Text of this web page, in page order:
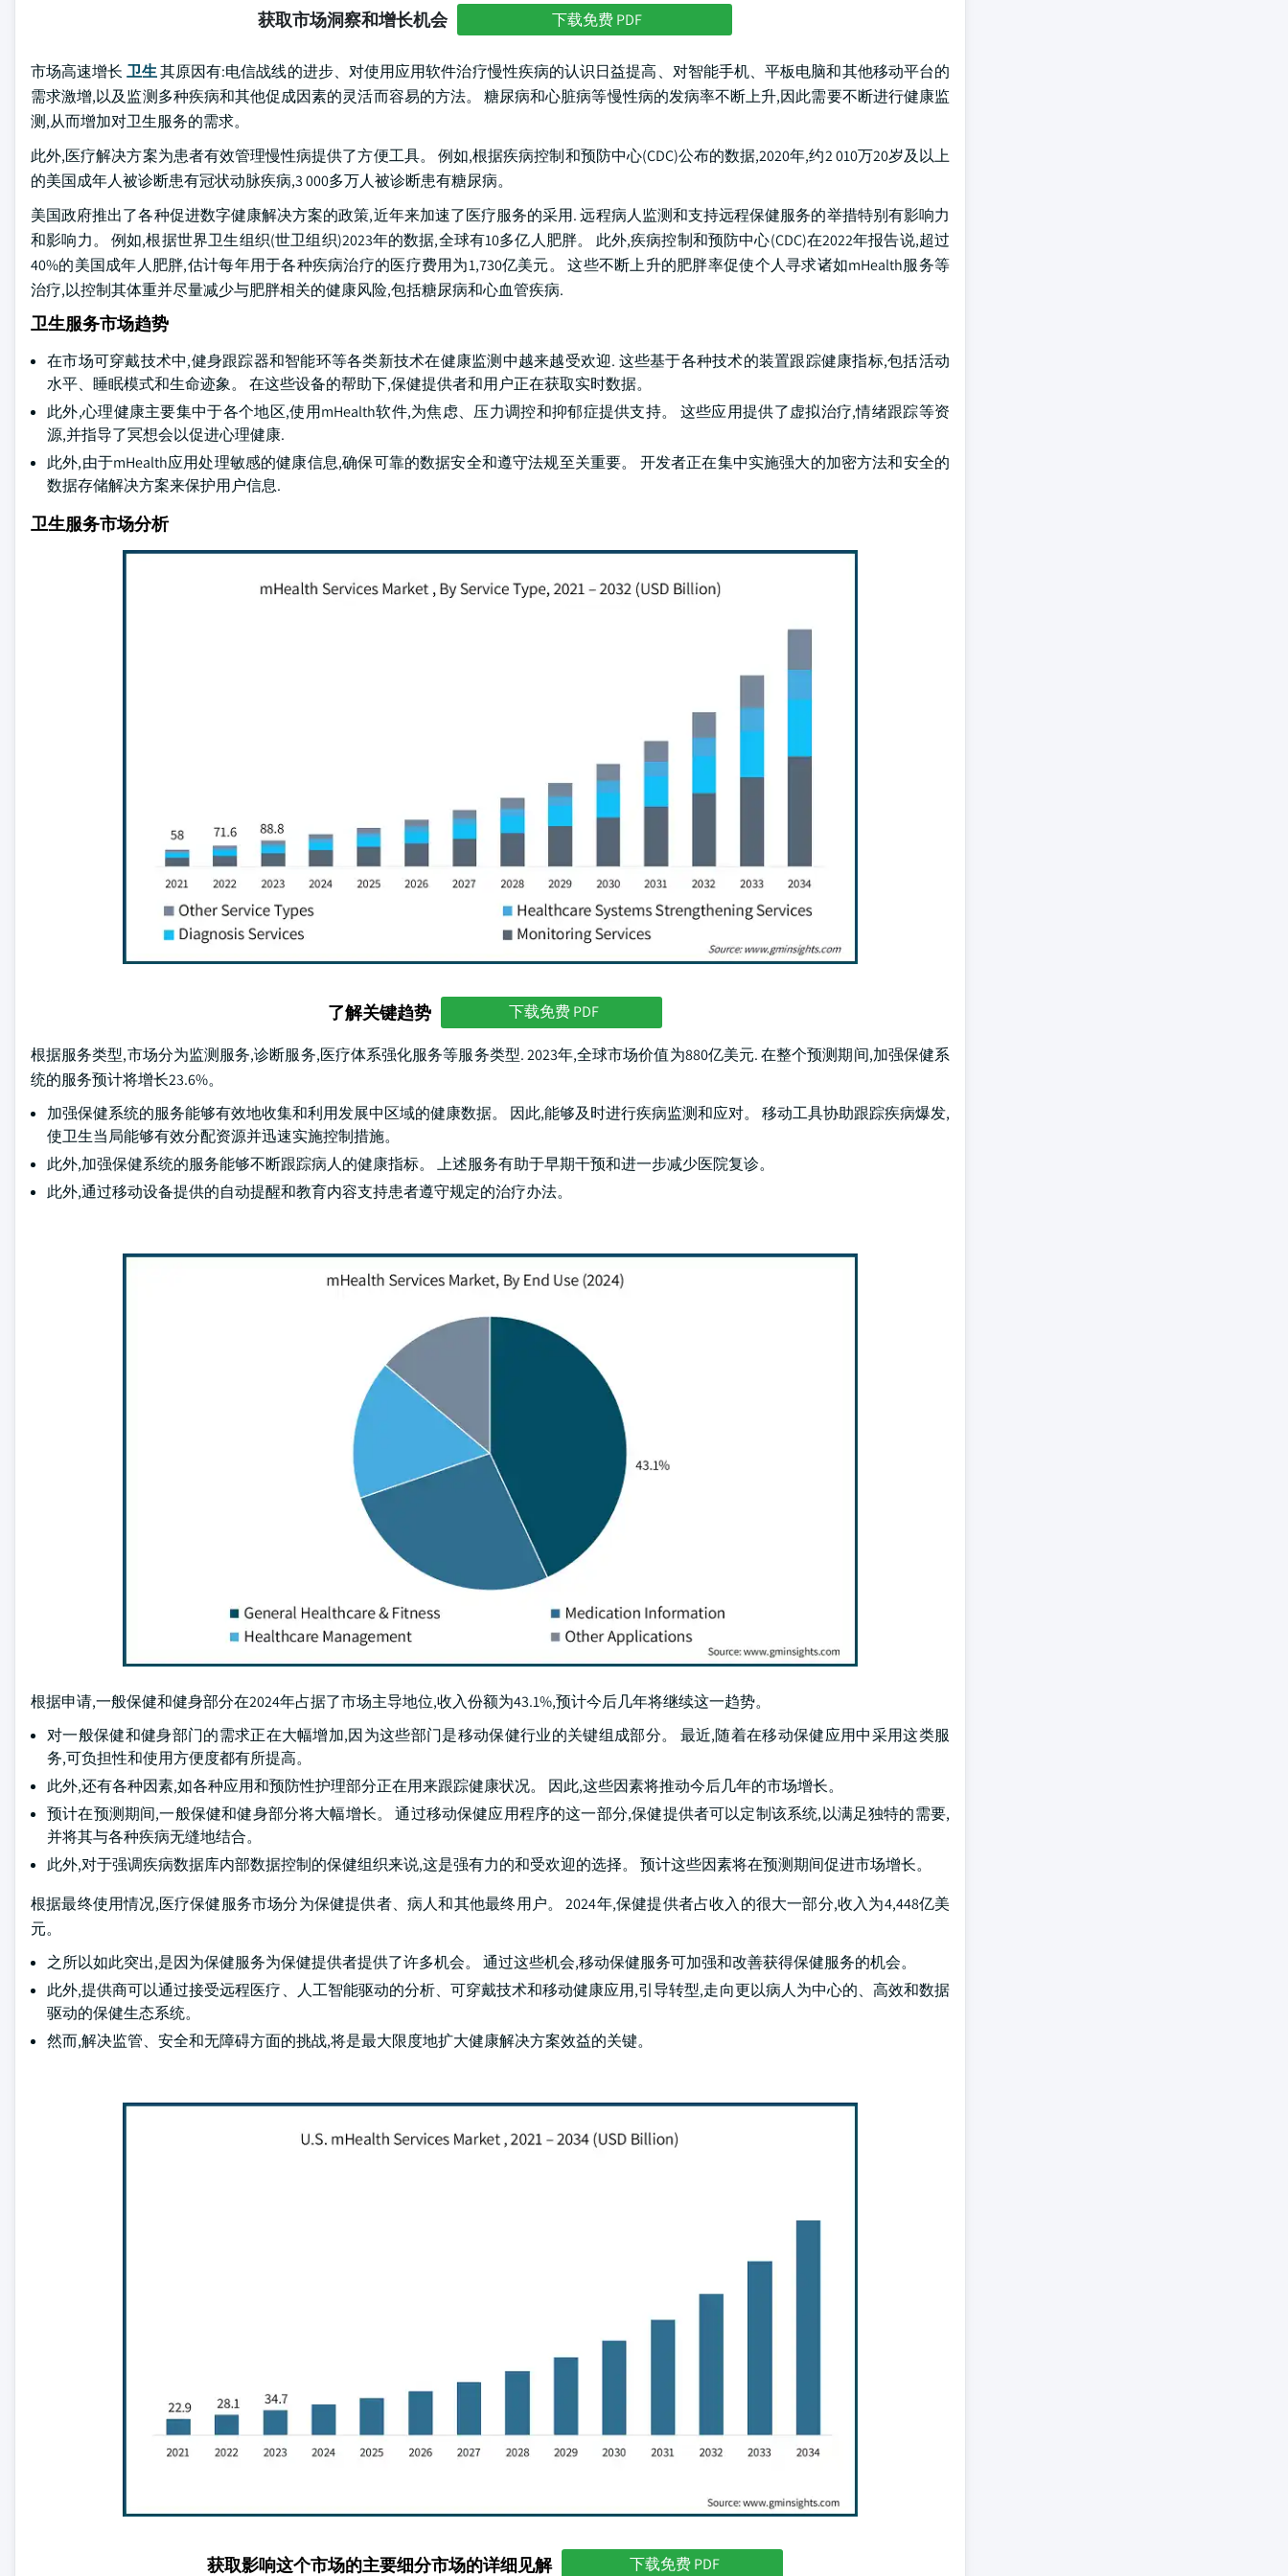
获取市场洞察和增长机会 下载免费 PDF
市场高速增长 卫生其原因有:电信战线的进步、对使用应用软件治疗慢性疾病的认识日益提高、对智能手机、平板电脑和其他移动平台的
需求激增,以及监测多种疾病和其他促成因素的灵活而容易的方法。 糖尿病和心脏病等慢性病的发病率不断上升,因此需要不断进行健康监
测,从而增加对卫生服务的需求。
此外,医疗解决方案为患者有效管理慢性病提供了方便工具。 例如,根据疾病控制和预防中心(CDC)公布的数据,2020年,约2 010万20岁及以上
的美国成年人被诊断患有冠状动脉疾病,3 000多万人被诊断患有糖尿病。
美国政府推出了各种促进数字健康解决方案的政策,近年来加速了医疗服务的采用. 远程病人监测和支持远程保健服务的举措特别有影响力
和影响力。 例如,根据世界卫生组织(世卫组织)2023年的数据,全球有10多亿人肥胖。 此外,疾病控制和预防中心(CDC)在2022年报告说,超过
40%的美国成年人肥胖,估计每年用于各种疾病治疗的医疗费用为1,730亿美元。 这些不断上升的肥胖率促使个人寻求诸如mHealth服务等
治疗,以控制其体重并尽量减少与肥胖相关的健康风险,包括糖尿病和心血管疾病.
卫生服务市场趋势
在市场可穿戴技术中,健身跟踪器和智能环等各类新技术在健康监测中越来越受欢迎. 这些基于各种技术的装置跟踪健康指标,包括活动
水平、睡眠模式和生命迹象。 在这些设备的帮助下,保健提供者和用户正在获取实时数据。
此外,心理健康主要集中于各个地区,使用mHealth软件,为焦虑、压力调控和抑郁症提供支持。 这些应用提供了虚拟治疗,情绪跟踪等资
源,并指导了冥想会以促进心理健康.
此外,由于mHealth应用处理敏感的健康信息,确保可靠的数据安全和遵守法规至关重要。 开发者正在集中实施强大的加密方法和安全的
数据存储解决方案来保护用户信息.
卫生服务市场分析
了解关键趋势 下载免费 PDF
根据服务类型,市场分为监测服务,诊断服务,医疗体系强化服务等服务类型. 2023年,全球市场价值为880亿美元. 在整个预测期间,加强保健系
统的服务预计将增长23.6%。
加强保健系统的服务能够有效地收集和利用发展中区域的健康数据。 因此,能够及时进行疾病监测和应对。 移动工具协助跟踪疾病爆发,
使卫生当局能够有效分配资源并迅速实施控制措施。
此外,加强保健系统的服务能够不断跟踪病人的健康指标。 上述服务有助于早期干预和进一步减少医院复诊。
此外,通过移动设备提供的自动提醒和教育内容支持患者遵守规定的治疗办法。
根据申请,一般保健和健身部分在2024年占据了市场主导地位,收入份额为43.1%,预计今后几年将继续这一趋势。
对一般保健和健身部门的需求正在大幅增加,因为这些部门是移动保健行业的关键组成部分。 最近,随着在移动保健应用中采用这类服
务,可负担性和使用方便度都有所提高。
此外,还有各种因素,如各种应用和预防性护理部分正在用来跟踪健康状况。 因此,这些因素将推动今后几年的市场增长。
预计在预测期间,一般保健和健身部分将大幅增长。 通过移动保健应用程序的这一部分,保健提供者可以定制该系统,以满足独特的需要,
并将其与各种疾病无缝地结合。
此外,对于强调疾病数据库内部数据控制的保健组织来说,这是强有力的和受欢迎的选择。 预计这些因素将在预测期间促进市场增长。
根据最终使用情况,医疗保健服务市场分为保健提供者、病人和其他最终用户。 2024年,保健提供者占收入的很大一部分,收入为4,448亿美
元。
之所以如此突出,是因为保健服务为保健提供者提供了许多机会。 通过这些机会,移动保健服务可加强和改善获得保健服务的机会。
此外,提供商可以通过接受远程医疗、人工智能驱动的分析、可穿戴技术和移动健康应用,引导转型,走向更以病人为中心的、高效和数据
驱动的保健生态系统。
然而,解决监管、安全和无障碍方面的挑战,将是最大限度地扩大健康解决方案效益的关键。
获取影响这个市场的主要细分市场的详细见解 下载免费 PDF